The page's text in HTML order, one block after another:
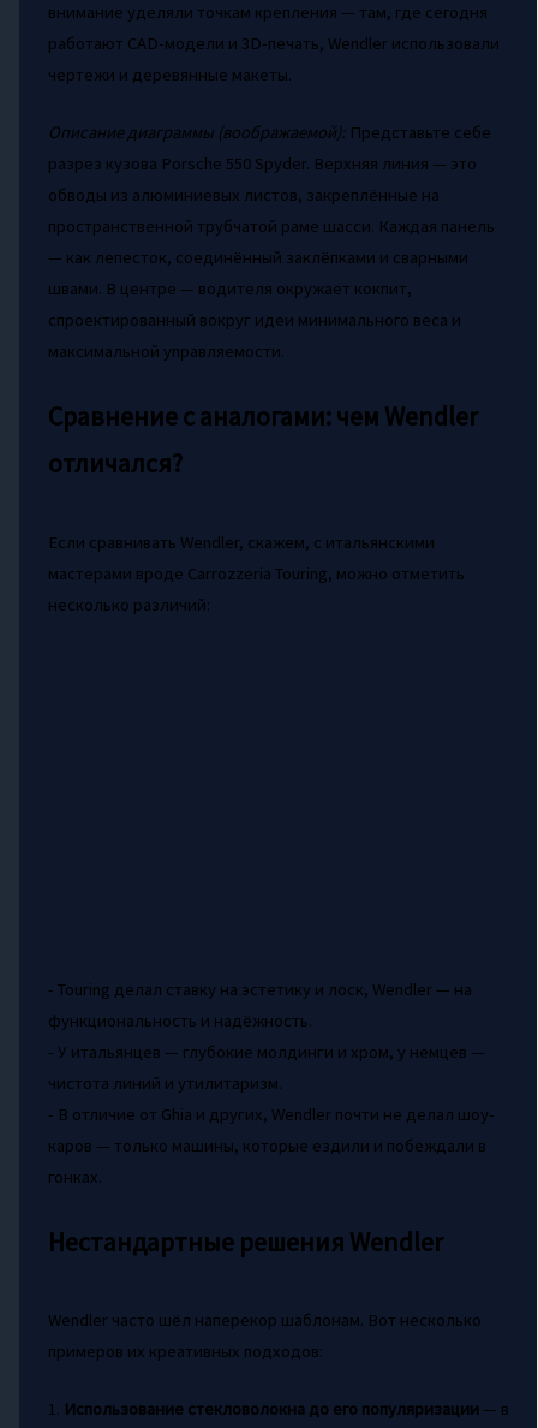
внимание уделяли точкам крепления — там, где сегодня
работают CAD-модели и 3D-печать, Wendler использовали
чертежи и деревянные макеты.
Описание диаграммы (воображаемой):Представьте себе
разрез кузова Porsche 550 Spyder. Верхняя линия — это
обводы из алюминиевых листов, закреплённые на
пространственной трубчатой раме шасси. Каждая панель
— как лепесток, соединённый заклёпками и сварными
швами. В центре — водителя окружает кокпит,
спроектированный вокруг идеи минимального веса и
максимальной управляемости.
Сравнение с аналогами: чем Wendler
отличался?
Если сравнивать Wendler, скажем, с итальянскими
мастерами вроде Carrozzeria Touring, можно отметить
несколько различий:
- Touring делал ставку на эстетику и лоск, Wendler — на
функциональность и надёжность.
- У итальянцев — глубокие молдинги и хром, у немцев —
чистота линий и утилитаризм.
- В отличие от Ghia и других, Wendler почти не делал шоу-
каров — только машины, которые ездили и побеждали в
гонках.
Нестандартные решения Wendler
Wendler часто шёл наперекор шаблонам. Вот несколько
примеров их креативных подходов:
1. Использование стекловолокна до его популяризации— в